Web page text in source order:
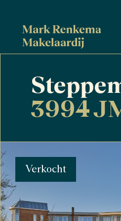
3994
Verkocht